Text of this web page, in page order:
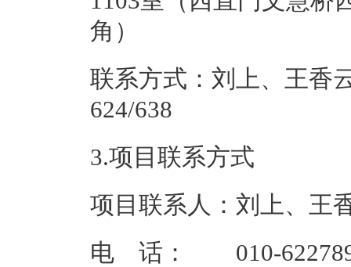
角
联系方式：刘上、王香
624/
3.项目联系方式
项目联系人：刘上、王
电 话： 010-